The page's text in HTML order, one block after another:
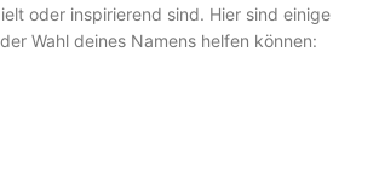
oder inspirierend sind. Hier sind einige
Wahl deines Namens helfen können: